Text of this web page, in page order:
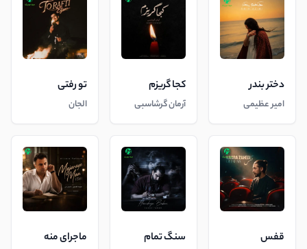
دختر بندر
امیر عظیمی
کجا گریزم
آرمان گرشاسبی
تو رفتی
الجان
قفس سنگ تمام ماجرای منه